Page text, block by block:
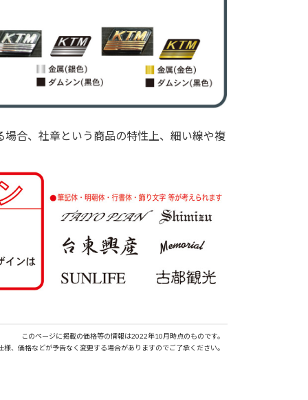
合、社章という商品の特性上、細い線や複
このページに掲載の価格等の情報は2022年10月時点のものです。
様、価格などが予告なく変更する場合がありますのでご了承ください。